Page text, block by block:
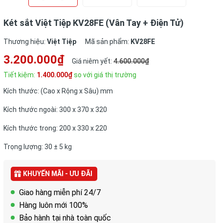
Két sắt Việt Tiệp KV28FE (Vân Tay + Điện Tử)
Thương hiệu: Việt Tiệp Mã sản phẩm: KV28FE
3.200.000₫ Giá niêm yết: 4.600.000₫
Tiết kiệm: 1.400.000₫so với giá thị trường
Kích thước: (Cao x Rộng x Sâu) mm
Kích thước ngoài: 300 x 370 x 320
Kích thước trong: 200 x 330 x 220
Trọng lượng: 30 ± 5 kg
KHUYẾN MÃI - ƯU ĐÃI
Giao hàng miễn phí 24/7
Hàng luôn mới 100%
Bảo hành tại nhà toàn quốc